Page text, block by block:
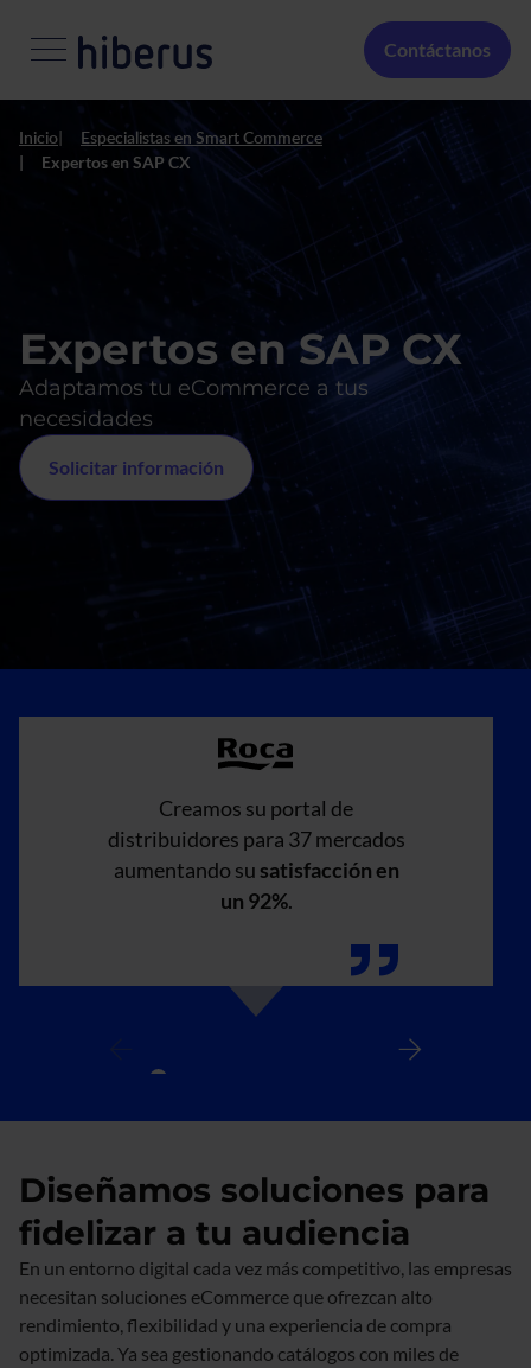
Menú Secundario
Contáctanos
Inicio Especialistas en Smart Commerce
Expertos en SAP CX
Expertos en SAP CX
Adaptamos tu eCommerce a tus
necesidades
Solicitar información
Creamos su portal de
distribuidores para 37 mercados
aumentando su satisfacción en
un 92%.
Diseñamos soluciones para
fidelizar a tu audiencia
En un entorno digital cada vez más competitivo, las empresas
necesitan soluciones eCommerce que ofrezcan alto
rendimiento, flexibilidad y una experiencia de compra
optimizada. Ya sea gestionando catálogos con miles de